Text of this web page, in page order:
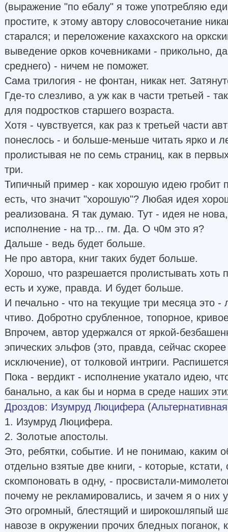
(выражение "по ебалу" я тоже употребляю
простите, к этому автору словосочетание
старался; и переложение кахахского на
выведение орков кочевниками - прикольно,
среднего) - ничем не поможет.
Сама трилогия - не фонтан, никак нет.
Где-то слезливо, а уж как в части третьей -
для подростков старшего возраста.
Хотя - чувствуется, как раз к третьей части
понеслось - и больше-меньше читать ярко и
пролистывая не по семь страниц, как в
три.
Типичный пример - как хорошую идею гробит
есть, что значит "хорошую"? Любая идея
реализована. Я так думаю. Тут - идея не
исполнение - на тр... гм. Да. О ч0м это я?
Дальше - ведь будет больше.
Не про автора, книг таких будет больше.
Хорошо, что разрешается пролистывать хоть
есть и хуже, правда. И будет больше.
И печально - что на текущие три месяца это -
чтиво. Добротно срубленное, топорное,
Впрочем, автор удержался от яркой-
эпических эльфов (это, правда, сейчас
исключение), от толковой интриги.
Пока - вердикт - исполнение укатало идею,
банально, а как бы и норма в среде наших
Дроздов: Изумруд Люцифера (
1. Изумруд Люцифера.
2. Золотые апостолы.
Это, ребятки, событие. И не понимаю, каким
отдельно взятые две книги, - которые,
скомпоновать в одну, - просвистали-
почему не рекламировались, и зачем я о них
Это огромный, блестящий и широкошляпый
навозе в окружении прочих бледных поганок,